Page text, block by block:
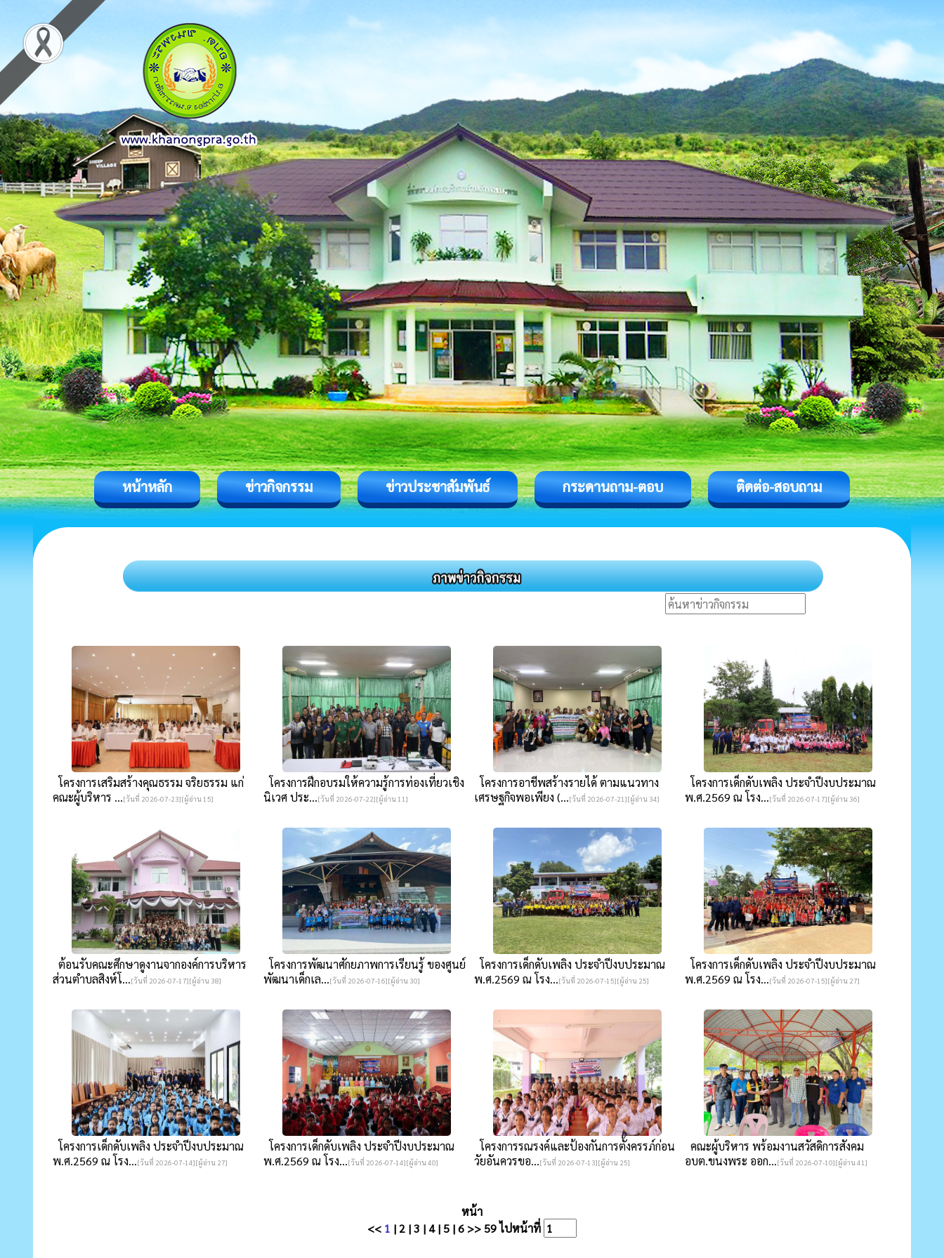
หน้าหลัก ข่าวกิจกรรม ข่าวประชาสัมพันธ์ กระดานถาม-ตอบ ติดต่อ-สอบถาม
โครงการเสริมสร้างคุณธรรม จริยธรรม แก่
คณะผู้บริหาร ...[วันที่ 2026-07-23][ผู้อ่าน 15]
โครงการฝึกอบรมให้ความรู้การท่องเที่ยวเชิง
นิเวศ ประ...[วันที่ 2026-07-22][ผู้อ่าน 11]
โครงการอาชีพสร้างรายได้ ตามแนวทาง
เศรษฐกิจพอเพียง (...[วันที่ 2026-07-21][ผู้อ่าน 34]
โครงการเด็กดับเพลิง ประจำปีงบประมาณ
พ.ศ.2569 ณ โรง...[วันที่ 2026-07-17][ผู้อ่าน 36]
ต้อนรับคณะศึกษาดูงานจากองค์การบริหาร
ส่วนตำบลสิงห์โ...[วันที่ 2026-07-17][ผู้อ่าน 38]
โครงการพัฒนาศักยภาพการเรียนรู้ ของศูนย์
พัฒนาเด็กเล...[วันที่ 2026-07-16][ผู้อ่าน 30]
โครงการเด็กดับเพลิง ประจำปีงบประมาณ
พ.ศ.2569 ณ โรง...[วันที่ 2026-07-15][ผู้อ่าน 25]
โครงการเด็กดับเพลิง ประจำปีงบประมาณ
พ.ศ.2569 ณ โรง...[วันที่ 2026-07-15][ผู้อ่าน 27]
โครงการเด็กดับเพลิง ประจำปีงบประมาณ
พ.ศ.2569 ณ โรง...[วันที่ 2026-07-14][ผู้อ่าน 27]
โครงการเด็กดับเพลิง ประจำปีงบประมาณ
พ.ศ.2569 ณ โรง...[วันที่ 2026-07-14][ผู้อ่าน 40]
โครงการรณรงค์และป้องกันการตั้งครรภ์ก่อน
วัยอันควรขอ...[วันที่ 2026-07-13][ผู้อ่าน 25]
คณะผู้บริหาร พร้อมงานสวัสดิการสังคม
อบต.ขนงพระ ออก...[วันที่ 2026-07-10][ผู้อ่าน 41]
หน้า
<< 1 |2 |3 | 4| 5 |6 >> 59ไปหน้าที่